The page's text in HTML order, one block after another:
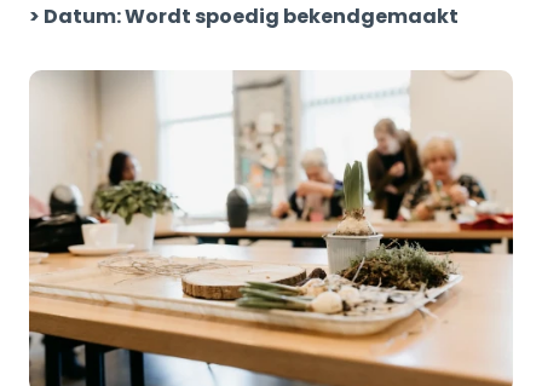
> Datum: Wordt spoedig bekendgemaakt